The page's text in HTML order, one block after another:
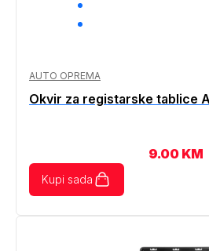
AUTO OPREMA
Okvir za registarske tablice
9.00 KM
Kupi sada